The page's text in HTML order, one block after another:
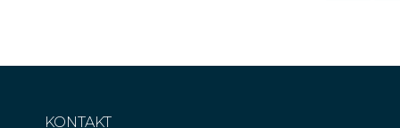
KONTAKT